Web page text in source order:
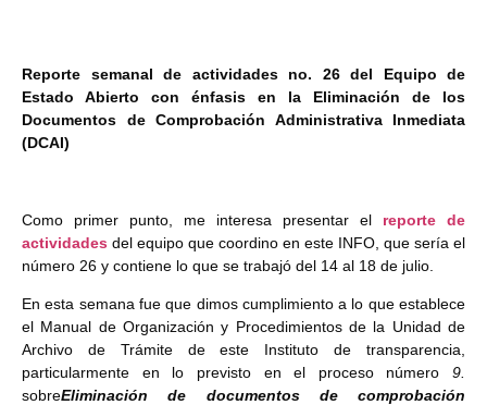
Reporte semanal de actividades no. 26 del Equipo de
Estado Abierto con énfasis en la Eliminación de los
Documentos de Comprobación Administrativa Inmediata
(DCAI)
Como primer punto, me interesa presentar el reporte de
actividades del equipo que coordino en este INFO, que sería el
número 26 y contiene lo que se trabajó del 14 al 18 de julio.
En esta semana fue que dimos cumplimiento a lo que establece
el Manual de Organización y Procedimientos de la Unidad de
Archivo de Trámite de este Instituto de transparencia,
particularmente en lo previsto en el proceso número 9.
sobreEliminación de documentos de comprobación